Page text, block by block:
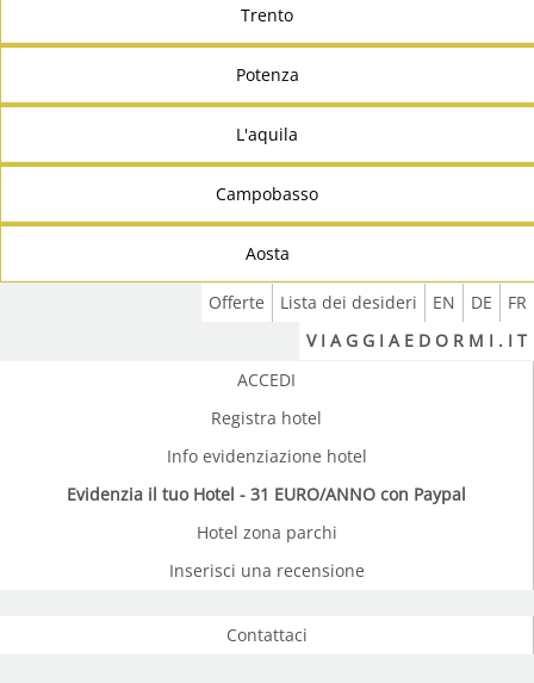
Trento
Potenza
L'aquila
Campobasso
Aosta
FR
DE
EN
Lista dei desideri
Offerte
V I A G G I A E D O R M I . I T
ACCEDI
Registra hotel
Info evidenziazione hotel
Evidenzia il tuo Hotel - 31 EURO/ANNO con Paypal
Hotel zona parchi
Inserisci una recensione
Contattaci